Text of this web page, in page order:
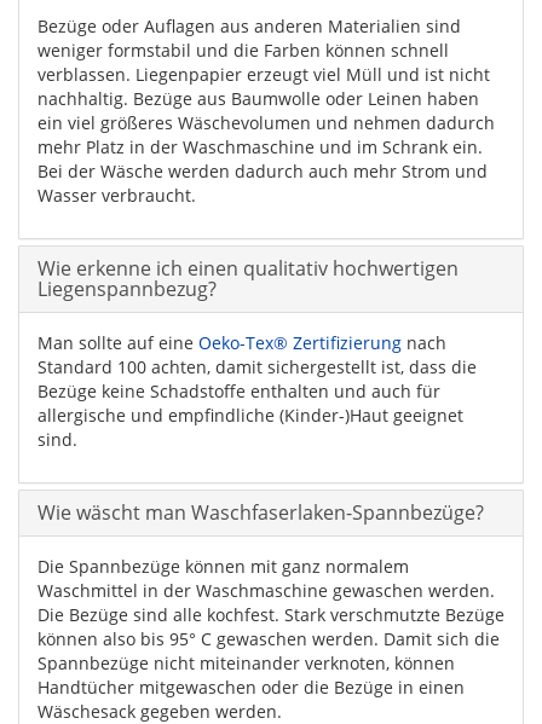
Bezüge oder Auflagen aus anderen Materialien sind
weniger formstabil und die Farben können schnell
verblassen. Liegenpapier erzeugt viel Müll und ist nicht
nachhaltig. Bezüge aus Baumwolle oder Leinen haben
ein viel größeres Wäschevolumen und nehmen dadurch
mehr Platz in der Waschmaschine und im Schrank ein.
Bei der Wäsche werden dadurch auch mehr Strom und
Wasser verbraucht.
Wie erkenne ich einen qualitativ hochwertigen
Liegenspannbezug?
Man sollte auf eine Oeko-Tex® Zertifizierung nach
Standard 100 achten, damit sichergestellt ist, dass die
Bezüge keine Schadstoffe enthalten und auch für
allergische und empfindliche (Kinder-)Haut geeignet
sind.
Wie wäscht man Waschfaserlaken-Spannbezüge?
Die Spannbezüge können mit ganz normalem
Waschmittel in der Waschmaschine gewaschen werden.
Die Bezüge sind alle kochfest. Stark verschmutzte Bezüge
können also bis 95° C gewaschen werden. Damit sich die
Spannbezüge nicht miteinander verknoten, können
Handtücher mitgewaschen oder die Bezüge in einen
Wäschesack gegeben werden.